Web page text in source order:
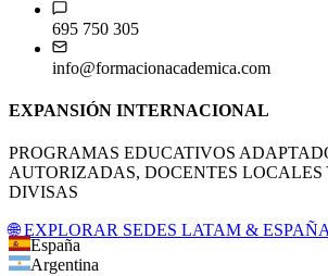
695 750 305
info@formacionacademica.com
EXPANSIÓN INTERNACIONAL
PROGRAMAS EDUCATIVOS
AUTORIZADAS, DOCENTES LOCALES
DIVISAS
🌐 EXPLORAR SEDES LATAM & ESPAÑA
España
Argentina